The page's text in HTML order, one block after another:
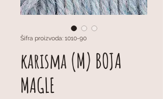
Šifra proizvoda: 1010-90
karisma (M) BOJA
MAGLE